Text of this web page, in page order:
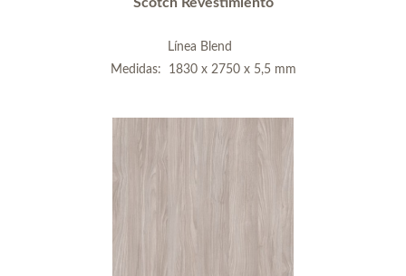
Línea Blend
Medidas: 1830 x 2750 x 5,5 mm